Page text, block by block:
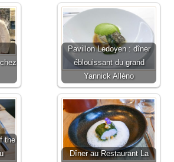
Pavillon Ledoyen : dîner
éblouissant du grand
Yannick Alléno
the
Dîner au Restaurant La